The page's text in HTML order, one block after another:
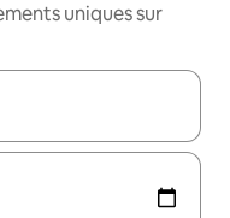
uniques sur
les flèches vers le